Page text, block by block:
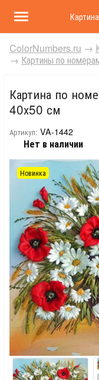
ColorNumbers.ru →
→ Картины по
Картина по
40х50 см
Артикул: VA-1442
Нет в наличии
Новинка